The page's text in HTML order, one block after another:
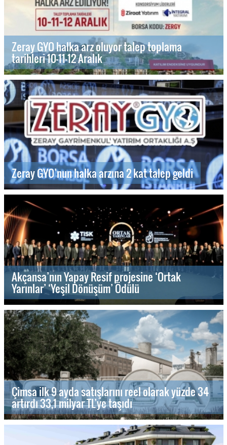
Zeray GYO halka arz oluyor talep toplama
tarihleri 10-11-12 Aralık
Zeray GYO’nun halka arzına 2 kat talep geldi
Akçansa’nın Yapay Resif projesine ‘Ortak
Yarınlar’ ‘Yeşil Dönüşüm’ Ödülü
Çimsa ilk 9 ayda satışlarını reel olarak yüzde 34
artırdı 33,1 milyar TL’ye taşıdı